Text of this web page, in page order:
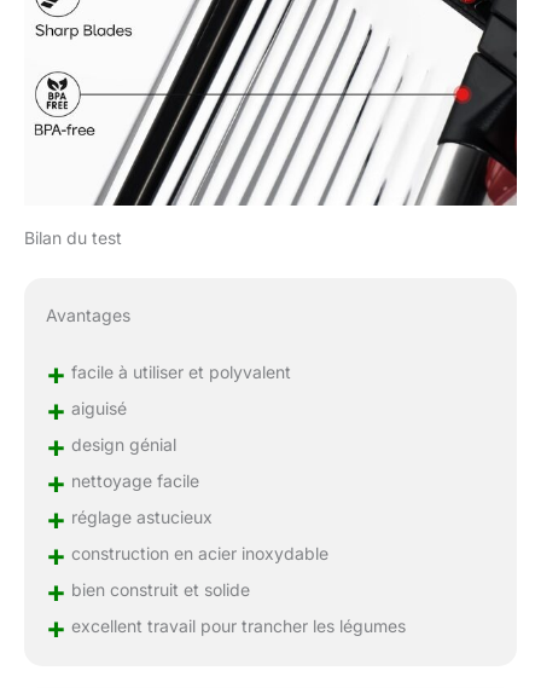
Bilan du test
Avantages
+ facile à utiliser et polyvalent
+ aiguisé
+ design génial
+ nettoyage facile
+ réglage astucieux
+ construction en acier inoxydable
+ bien construit et solide
+ excellent travail pour trancher les légumes